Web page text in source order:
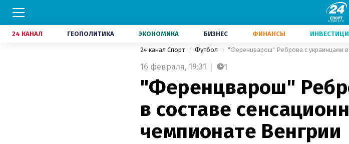
24 КАНАЛ ГЕОПОЛИТИКА ЭКОНОМИКА БИЗНЕС ФИНАНСЫ
24 канал Спорт Футбол "Ференцварош" Реброва с украинцами в
16 февраля, 19:31 1
"Ференцварош"
в составе
чемпионате Венгрии